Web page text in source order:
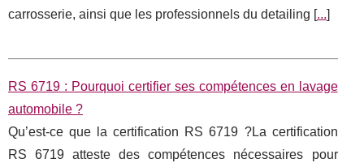
carrosserie, ainsi que les professionnels du detailing [...]
RS 6719 : Pourquoi certifier ses compétences en lavage
automobile ?
Qu’est-ce que la certification RS 6719 ?La certification
RS 6719 atteste des compétences nécessaires pour